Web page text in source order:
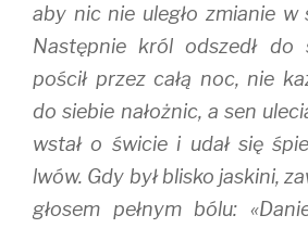
aby nic nie uległo zmianie w
Następnie król odszedł do
pościł przez całą noc, nie
do siebie nałożnic, a sen
wstał o świcie i udał się
lwów. Gdy był blisko jaskini,
głosem pełnym bólu: